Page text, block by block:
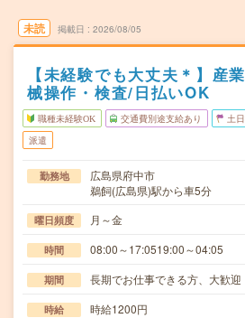
未読 掲載日 2026/08/05
【未経験でも大丈夫＊】産
械操作・検査/日払いOK
職種未経験OK 交通費別途支給あり 土
派遣
勤務地
広島県府中市
鵜飼(広島県)駅から車5分
曜日頻度 月～金
時間 08:00～17:0519:00～04:05
期間 長期でお仕事できる方、大歓迎
時給 時給1200円